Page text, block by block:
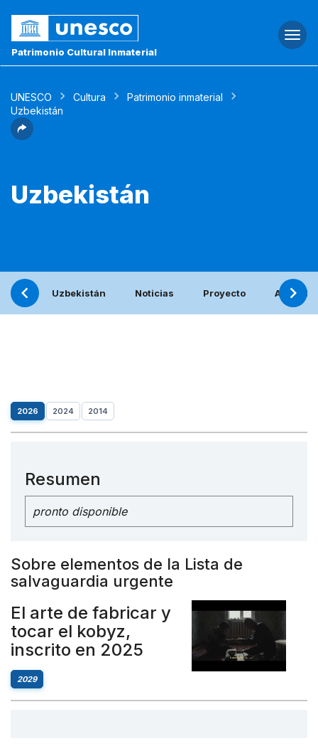
Patrimonio Cultural Inmaterial
UNESCO Cultura
Patrimonio inmaterial
Uzbekistán
Uzbekistán
Uzbekistán Noticias Proyecto
2026 2024 2014
Resumen
pronto disponible
Sobre elementos de la Lista de
salvaguardia urgente
El arte de fabricar y
tocar el kobyz,
inscrito en 2025
2029